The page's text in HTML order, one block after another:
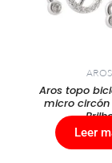
AROS
Aros topo
micro
Leer